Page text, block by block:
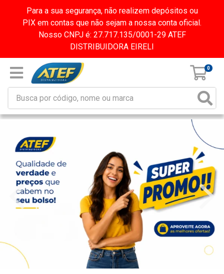
Para a sua segurança, não realizem depósitos ou
PIX em contas que não sejam a nossa conta oficial.
Nosso CNPJ é: 27.717.135/0001-29 ATEF
DISTRIBUIDORA EIRELI
0